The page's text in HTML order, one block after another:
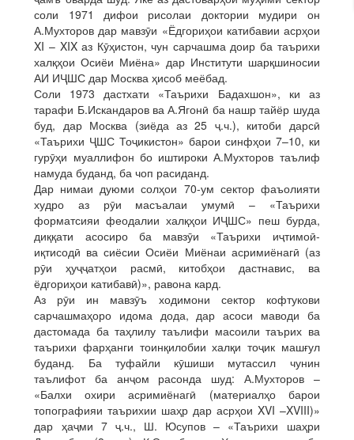
соли 1971 дифои рисолаи доктории мудири он
А.Мухторов дар мавзӯи «Ёдгориҳои катибавии асрҳои
XI – XIX аз Кӯҳистон, чун сарчашма доир ба таърихи
халқҳои Осиёи Миёна» дар Институти шарқшиносии
АИ ИҶШС дар Москва ҳисоб меёбад.
Соли 1973 дастхати «Таърихи Бадахшон», ки аз
тарафи Б.Искандаров ва А.Ягонӣ ба нашр тайёр шуда
буд, дар Москва (зиёда аз 25 ҷ.ч.), китоби дарсӣ
«Таърихи ҶШС Тоҷикистон» барои синфҳои 7–10, ки
гурӯҳи муаллифон бо иштироки А.Мухторов таълиф
намуда буданд, ба чоп расиданд.
Дар нимаи дуюми солҳои 70-ум сектор фаъолияти
худро аз рӯи масъалаи умумӣ – «Таърихи
форматсияи феодалии халқҳои ИҶШС» пеш бурда,
диққати асосиро ба мавзӯи «Таърихи иҷтимоӣ-
иқтисодӣ ва сиёсии Осиёи Миёнаи асримиёнагӣ (аз
рӯи ҳуҷҷатҳои расмӣ, китобҳои дастнавис, ва
ёдгориҳои катибавӣ)», равона кард.
Аз рӯи ин мавзӯъ ходимони сектор кофтукови
сарчашмаҳоро идома дода, дар асоси маводи ба
дастомада ба таҳлилу таълифи масоили таърих ва
таърихи фарҳанги тоинқилобии халқи тоҷик машғул
буданд. Ба туфайли кӯшиши мутассил чунин
таълифот ба анҷом расонда шуд: А.Мухторов –
«Балхи охири асримиёнагӣ (материалҳо барои
топографияи таърихии шаҳр дар асрҳои XVI –XVIII)»
дар ҳаҷми 7 ҷ.ч., Ш. Юсупов – «Таърихи шаҳри